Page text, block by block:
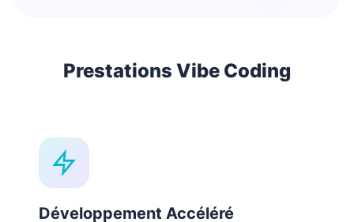
Prestations Vibe Coding
Développement Accéléré